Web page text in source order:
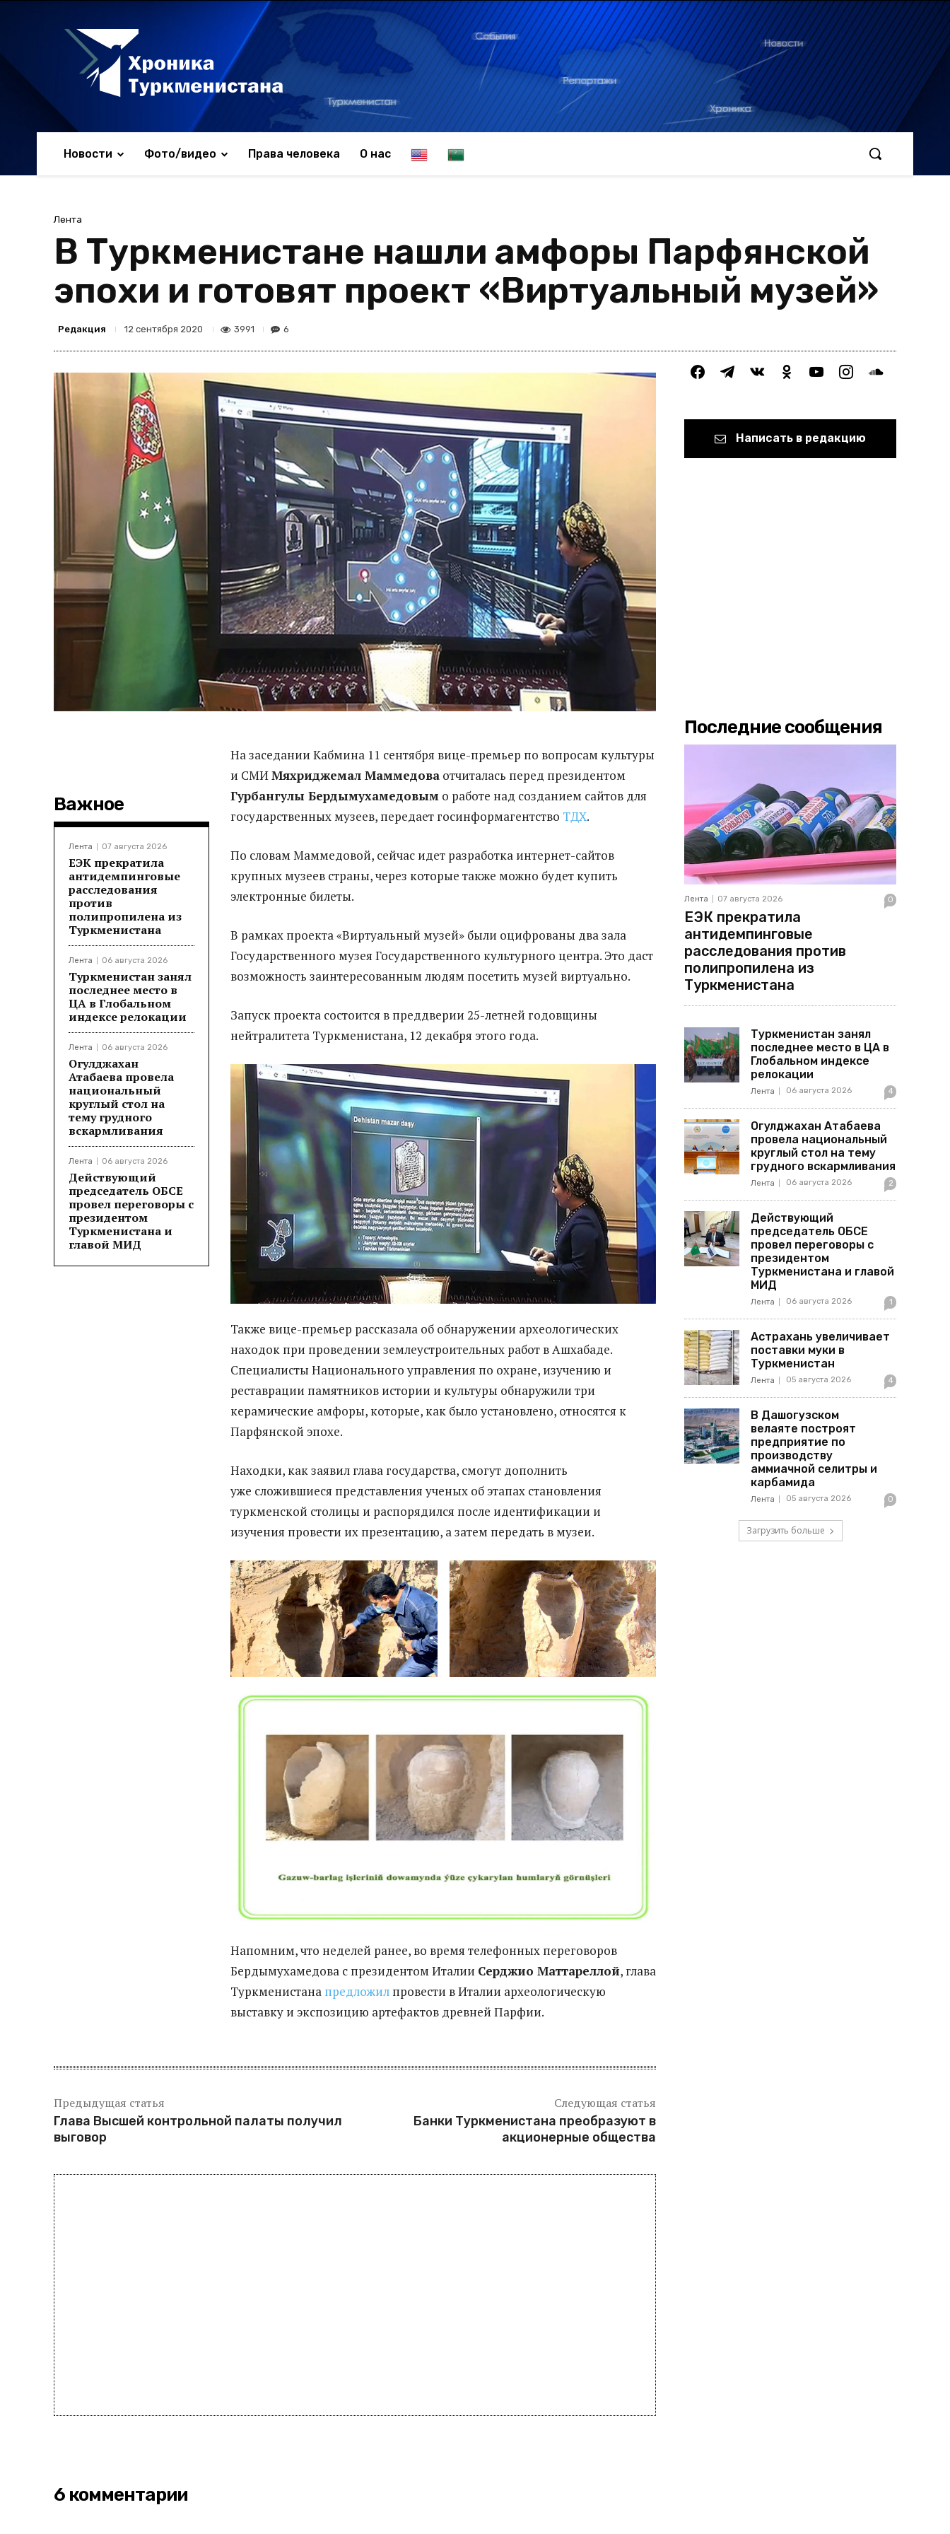
Новости Фото/видео Права человека О нас E
h
T
k
n
c
e
Лента
В Туркменистане нашли амфоры Парфянской
эпохи и готовят проект «Виртуальный музей»
Редакция 12 сентября 2020 3991 6
Важное
Лента 07 августа 2026
ЕЭК прекратила
антидемпинговые
расследования
против
полипропилена из
Туркменистана
Лента 06 августа 2026
Туркменистан занял
последнее место в
ЦА в Глобальном
индексе релокации
Лента 06 августа 2026
Огулджахан
Атабаева провела
национальный
круглый стол на
тему грудного
вскармливания
Лента 06 августа 2026
Действующий
председатель ОБСЕ
провел переговоры с
президентом
Туркменистана и
главой МИД
На заседании Кабмина 11 сентября вице-премьер по вопросам культуры
и СМИМяхриджемал Маммедова отчиталась перед президентом
Гурбангулы Бердымухамедовым о работе над созданием сайтов для
государственных музеев, передает госинформагентство ТДХ.
По словам Маммедовой, сейчас идет разработка интернет-сайтов
крупных музеев страны, через которые также можно будет купить
электронные билеты.
В рамках проекта «Виртуальный музей» были оцифрованы два зала
Государственного музея Государственного культурного центра. Это даст
возможность заинтересованным людям посетить музей виртуально.
Запуск проекта состоится в преддверии 25-летней годовщины
нейтралитета Туркменистана, 12 декабря этого года.
Также вице-премьер рассказала об обнаружении археологических
находок при проведении землеустроительных работ в Ашхабаде.
Специалисты Национального управления по охране, изучению и
реставрации памятников истории и культуры обнаружили три
керамические амфоры, которые, как было установлено, относятся к
Парфянской эпохе.
Находки, как заявил глава государства, смогут дополнить
уже сложившиеся представления ученых об этапах становления
туркменской столицы и распорядился после идентификации и
изучения провести их презентацию, а затем передать в музеи.
Напомним, что неделей ранее, во время телефонных переговоров
Бердымухамедова с президентом Италии Серджио Маттареллой, глава
Туркменистана предложил провести в Италии археологическую
выставку и экспозицию артефактов древней Парфии.
Предыдущая статья
Глава Высшей контрольной палаты получил
выговор
Следующая статья
Банки Туркменистана преобразуют в
акционерные общества
6 комментарии
facebooktelegramvkontakteodnoklassniki
youtubeinstagramsoundcloud
Написать в редакцию
Последние сообщения
Лента 07 августа 2026 0
ЕЭК прекратила
антидемпинговые
расследования против
полипропилена из
Туркменистана
Туркменистан занял
последнее место в ЦА в
Глобальном индексе
релокации
Лента 06 августа 2026 4
Огулджахан Атабаева
провела национальный
круглый стол на тему
грудного вскармливания
Лента 06 августа 2026 2
Действующий
председатель ОБСЕ
провел переговоры с
президентом
Туркменистана и главой
МИД
Лента 06 августа 2026 1
Астрахань увеличивает
поставки муки в
Туркменистан
Лента 05 августа 2026 4
В Дашогузском
велаяте построят
предприятие по
производству
аммиачной селитры и
карбамида
Лента 05 августа 2026 0
Загрузить больше